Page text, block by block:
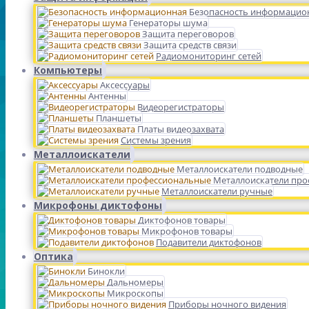
Безопасность
Генераторы шума
Защита переговоров
Защита средств связи
Радиомониторинг сетей
Компьютеры
Аксессуары
Антенны
Видеорегистраторы
Планшеты
Платы видеозахвата
Системы зрения
Металлоискатели
Металлоискатели подводные
Металлоискатели
Металлоискатели ручные
Микрофоны диктофоны
Диктофонов товары
Микрофонов товары
Подавители диктофонов
Оптика
Бинокли
Дальномеры
Микроскопы
Приборы ночного видения